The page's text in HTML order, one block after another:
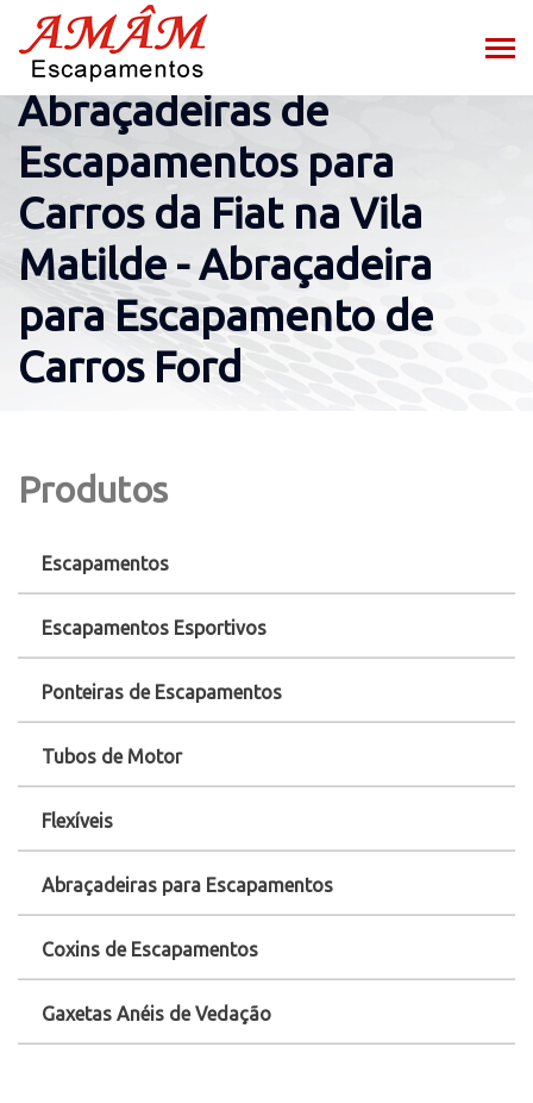
Abraçadeiras de
Escapamentos para
Carros da Fiat na Vila
Matilde - Abraçadeira
para Escapamento de
Carros Ford
Produtos
Escapamentos
Escapamentos Esportivos
Ponteiras de Escapamentos
Tubos de Motor
Flexíveis
Abraçadeiras para Escapamentos
Coxins de Escapamentos
Gaxetas Anéis de Vedação